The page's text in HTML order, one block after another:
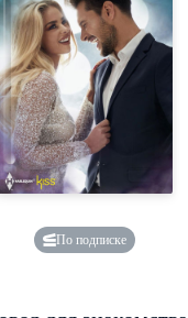
По подписке